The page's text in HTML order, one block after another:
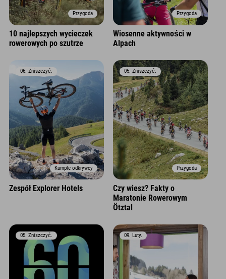
Przygoda
10 najlepszych wycieczek
rowerowych po szutrze
Przygoda
Wiosenne aktywności w
Alpach
Kumple odkrywcy
06. Zniszczyć.
Zespół Explorer Hotels
Przygoda
05. Zniszczyć.
Czy wiesz? Fakty o
Maratonie Rowerowym
Ötztal
05. Zniszczyć. 09. Luty.